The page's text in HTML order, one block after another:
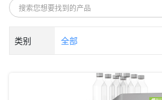
类别 全部